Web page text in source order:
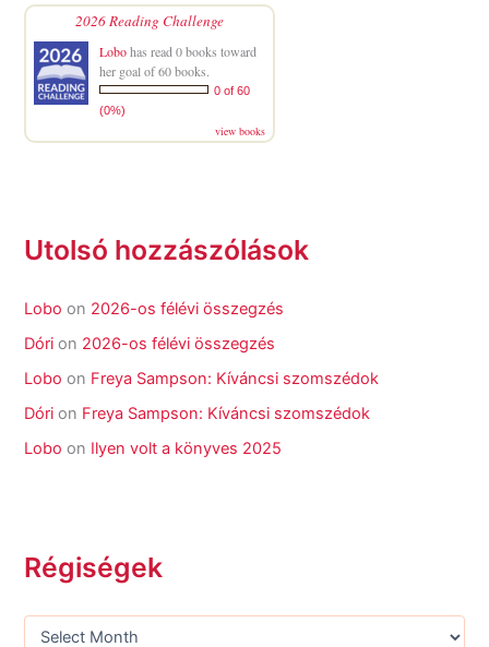
2026 Reading Challenge
Lobohas read 0 books toward
her goal of 60 books.
0 of 60
(0%)
view books
Utolsó hozzászólások
Lobo on 2026-os félévi összegzés
Dóri on 2026-os félévi összegzés
Lobo on Freya Sampson: Kíváncsi szomszédok
Dóri on Freya Sampson: Kíváncsi szomszédok
Lobo on Ilyen volt a könyves 2025
Régiségek